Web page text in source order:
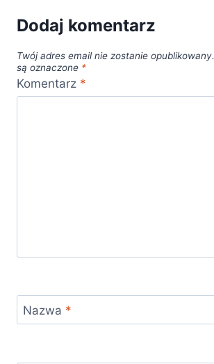
Dodaj komentarz
Twój adres email nie zostanie opublikowany.
są oznaczone *
Komentarz *
Nazwa *